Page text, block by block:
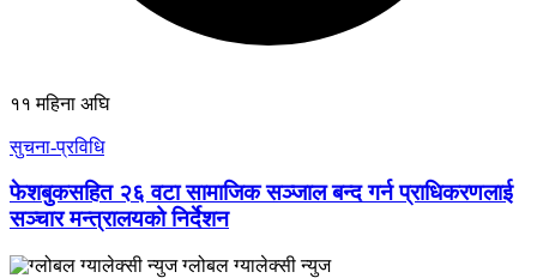
११ महिना अघि
सुचना-प्रविधि
फेशबुकसहित २६ वटा सामाजिक सञ्जाल बन्द गर्न प्राधिकरणलाई
सञ्चार मन्त्रालयको निर्देशन
ग्लोबल ग्यालेक्सी न्युज